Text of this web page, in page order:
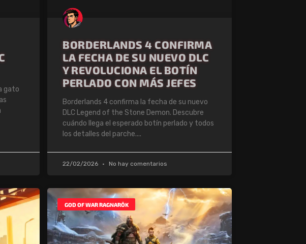
gato
BORDERLANDS 4 CONFIRMA
LA FECHA DE SU NUEVO DLC
Y REVOLUCIONA EL BOTÍN
PERLADO CON MÁS JEFES
Borderlands 4 confirma la fecha de su nuevo
DLC Legend of the Stone Demon. Descubre
cuándo llega el esperado botín perlado y todos
los detalles del parche.
22/02/2026 No hay comentarios
GOD OF WAR RAGNARÖK